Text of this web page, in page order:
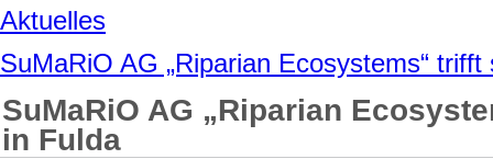
Aktuelles
SuMaRiO AG „Riparian Ecosystems“
SuMaRiO AG „Riparian
in Fulda